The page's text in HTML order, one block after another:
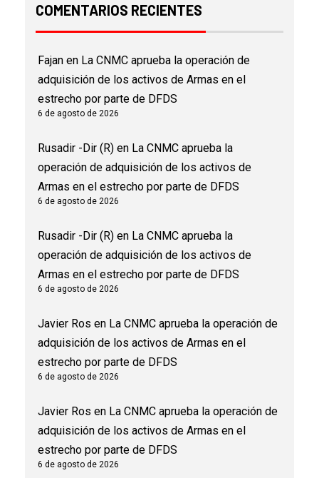
COMENTARIOS RECIENTES
Fajan en La CNMC aprueba la operación de
adquisición de los activos de Armas en el
estrecho por parte de DFDS
6 de agosto de 2026
Rusadir -Dir (R) en La CNMC aprueba la
operación de adquisición de los activos de
Armas en el estrecho por parte de DFDS
6 de agosto de 2026
Rusadir -Dir (R) en La CNMC aprueba la
operación de adquisición de los activos de
Armas en el estrecho por parte de DFDS
6 de agosto de 2026
Javier Ros en La CNMC aprueba la operación de
adquisición de los activos de Armas en el
estrecho por parte de DFDS
6 de agosto de 2026
Javier Ros en La CNMC aprueba la operación de
adquisición de los activos de Armas en el
estrecho por parte de DFDS
6 de agosto de 2026